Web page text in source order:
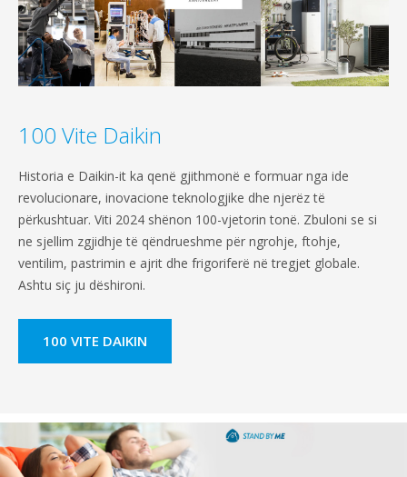
100 Vite Daikin
Historia e Daikin-it ka qenë gjithmonë e formuar nga ide
revolucionare, inovacione teknologjike dhe njerëz të
përkushtuar. Viti 2024 shënon 100-vjetorin tonë. Zbuloni se si
ne sjellim zgjidhje të qëndrueshme për ngrohje, ftohje,
ventilim, pastrimin e ajrit dhe frigoriferë në tregjet globale.
Ashtu siç ju dëshironi.
100 VITE DAIKIN